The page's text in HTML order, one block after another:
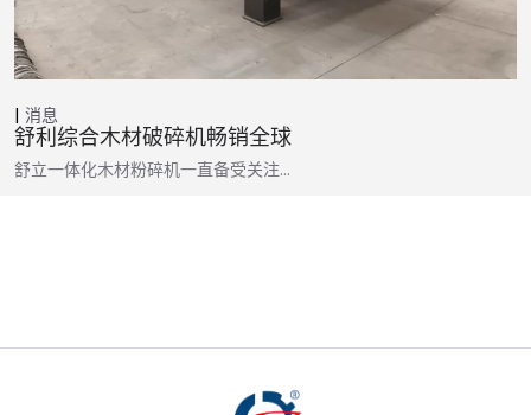
消息
舒利综合木材破碎机畅销全球
舒立一体化木材粉碎机一直备受关注…